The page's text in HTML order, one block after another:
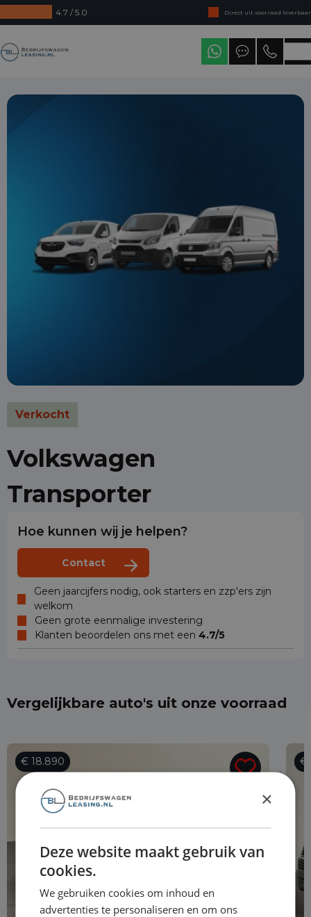
4.7 / 5.0
Direct uit voorraad leverbaar
Levering in heel Nederland
Verkocht
Volkswagen
Transporter
Hoe kunnen wij je helpen?
Contact
Geen jaarcijfers nodig, ook starters en zzp'ers zijn
welkom
Geen grote eenmalige investering
Klanten beoordelen ons met een 4.7/5
Vergelijkbare auto's uit onze voorraad
€ 18.890 €
×
Deze website maakt gebruik van
cookies.
We gebruiken cookies om inhoud en
advertenties te personaliseren en om ons